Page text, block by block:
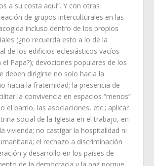
a su costa aquí”. Y con otras
de grupos interculturales en las
incluso dentro de los propios
(¿no recuerda esto a lo de la
de los edificios eclesiásticos vacíos
el Papa?); devociones populares de los
deben dirigirse no solo hacia la
hacia la fraternidad; la presencia de
la convivencia en espacios “menos”
el barrio, las asociaciones, etc.; aplicar
social de la Iglesia en el trabajo, en
vivienda; no castigar la hospitalidad ni
el rechazo a discriminación
y desarrollo en los países de